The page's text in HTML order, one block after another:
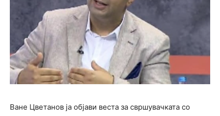
Ване Цветанов ја објави веста за свршувачката со